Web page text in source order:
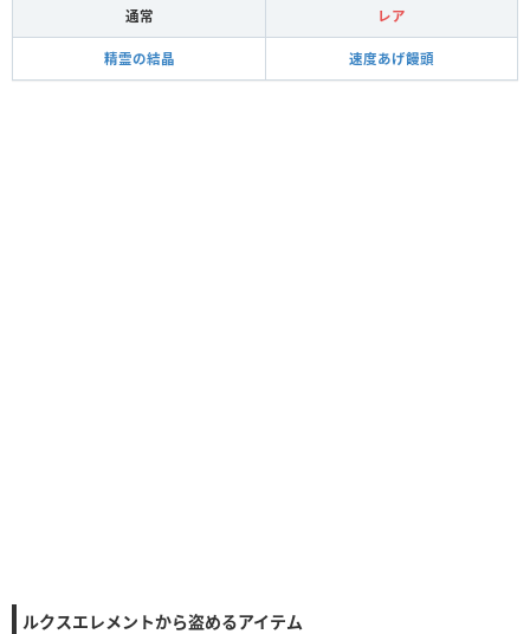
通常 レア
精霊の結晶 速度あげ饅頭
ルクスエレメントから盗めるアイテム